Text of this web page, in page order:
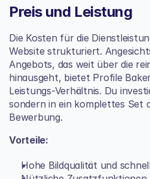
Preis und Leistung
Die Kosten für die
Website strukturiert.
Angebots, das weit über die
hinausgeht, bietet Profile
Leistungs-Verhältnis. Du
sondern in ein komplettes Set
Bewerbung.
Vorteile:
Hohe Bildqualität und